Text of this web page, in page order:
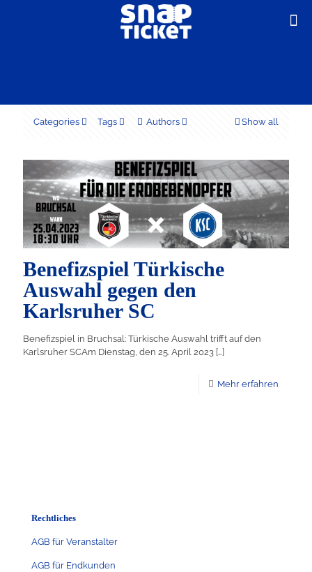
Categories Tags Authors Show all
Benefizspiel Türkische
Auswahl gegen den
Karlsruher SC
Benefizspiel in Bruchsal: Türkische Auswahl trifft auf den
Karlsruher SCAm Dienstag, den 25. April 2023 […]
Mehr erfahren
Rechtliches
AGB für Veranstalter
AGB für Endkunden